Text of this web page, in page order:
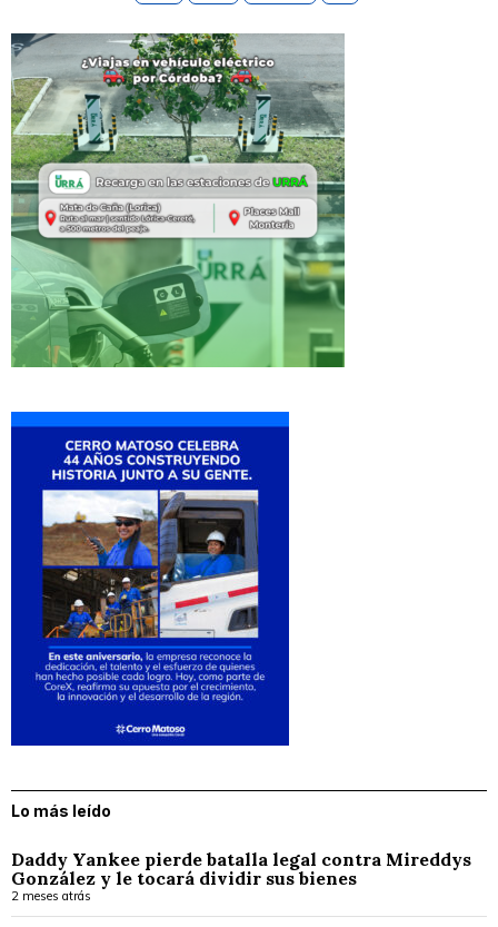
Lo más leído
Daddy Yankee pierde batalla legal contra Mireddys
González y le tocará dividir sus bienes
2 meses atrás